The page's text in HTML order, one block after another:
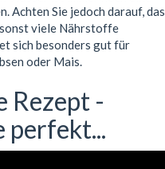
Achten Sie jedoch darauf, das
sonst viele Nährstoffe
sich besonders gut für
oder Mais.
Rezept -
perfekt...